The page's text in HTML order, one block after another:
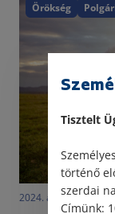
Örökség
2024. augusztus 13.
Tisztelt
történő
szerdai
Címünk: